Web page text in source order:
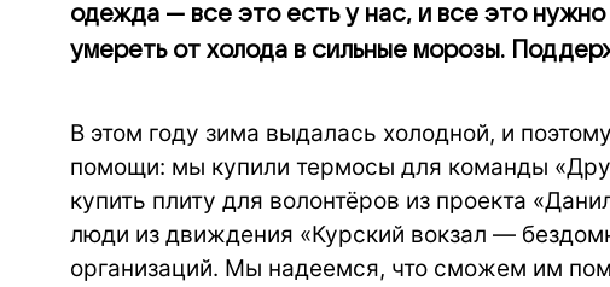
одежда — все это есть у нас, и все это
умереть от холода в сильные морозы.
В этом году зима выдалась холодной, и
помощи: мы купили термосы для команды
купить плиту для волонтёров из проекта
люди из движдения «Курский вокзал —
организаций. Мы надеемся, что сможем им